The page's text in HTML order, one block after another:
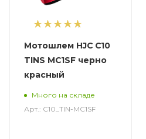
1
Мотошлем HJC C10
TINS MC1SF черно
красный
Много на складе
Арт.: C10_TIN-MC1SF